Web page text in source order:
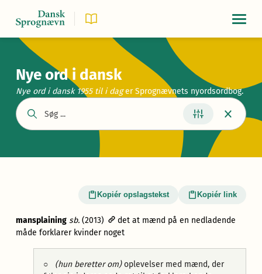
Nye ord i dansk
Nye ord i dansk 1955 til i dager Sprognævnets nyordsordbog.
Kopiér opslagstekst Kopiér link
mansplaining sb.(2013)
det at mænd på en nedladende
måde forklarer kvinder noget
○ (hun beretter om)oplevelser med mænd, der